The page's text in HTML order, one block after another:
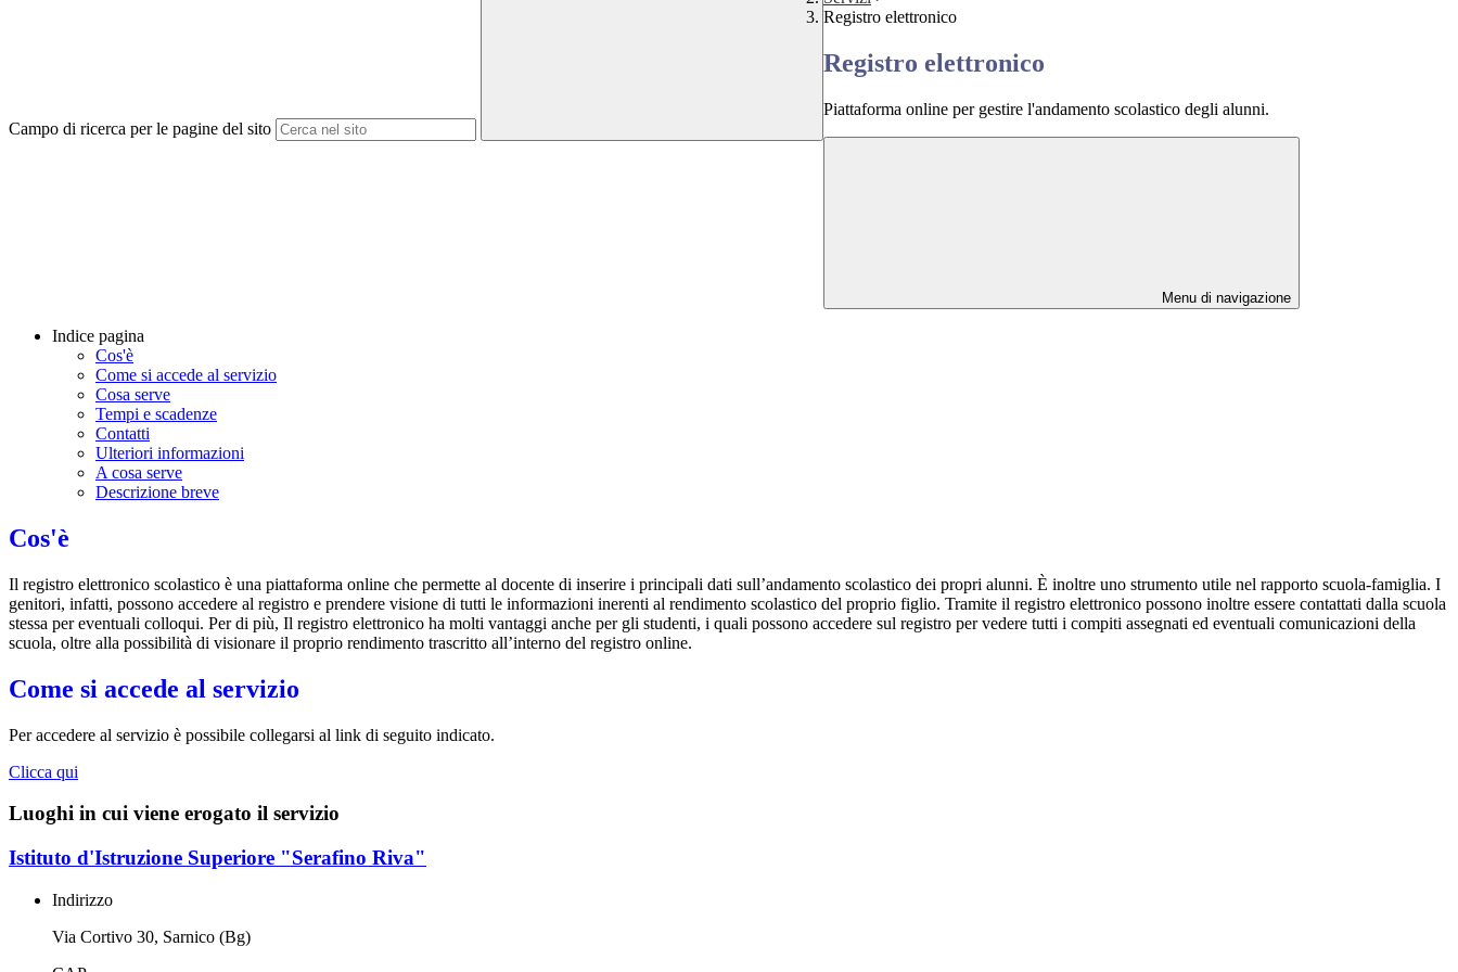
Campo di ricerca per le pagine del sito
Registro elettronico
Registro elettronico
Piattaforma online per gestire l'andamento scolastico degli alunni.
Menu di navigazione
Indice pagina
Cos'è
Come si accede al servizio
Cosa serve
Tempi e scadenze
Contatti
Ulteriori informazioni
A cosa serve
Descrizione breve
Cos'è
Il registro elettronico scolastico è una piattaforma online che permette al docente di inserire i principali dati sull’andamento scolastico dei propri alunni. È inoltre uno strumento utile nel rapporto scuola-famiglia. I
genitori, infatti, possono accedere al registro e prendere visione di tutti le informazioni inerenti al rendimento scolastico del proprio figlio. Tramite il registro elettronico possono inoltre essere contattati dalla scuola
stessa per eventuali colloqui. Per di più, Il registro elettronico ha molti vantaggi anche per gli studenti, i quali possono accedere sul registro per vedere tutti i compiti assegnati ed eventuali comunicazioni della
scuola, oltre alla possibilità di visionare il proprio rendimento trascritto all’interno del registro online.
Come si accede al servizio
Per accedere al servizio è possibile collegarsi al link di seguito indicato.
Clicca qui
Luoghi in cui viene erogato il servizio
Istituto d'Istruzione Superiore "Serafino Riva"
Indirizzo
Via Cortivo 30, Sarnico (Bg)